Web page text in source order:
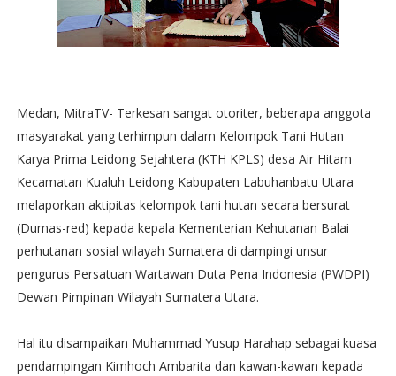
Medan, MitraTV- Terkesan sangat otoriter, beberapa anggota
masyarakat yang terhimpun dalam Kelompok Tani Hutan
Karya Prima Leidong Sejahtera (KTH KPLS) desa Air Hitam
Kecamatan Kualuh Leidong Kabupaten Labuhanbatu Utara
melaporkan aktipitas kelompok tani hutan secara bersurat
(Dumas-red) kepada kepala Kementerian Kehutanan Balai
perhutanan sosial wilayah Sumatera di dampingi unsur
pengurus Persatuan Wartawan Duta Pena Indonesia (PWDPI)
Dewan Pimpinan Wilayah Sumatera Utara.
Hal itu disampaikan Muhammad Yusup Harahap sebagai kuasa
pendampingan Kimhoch Ambarita dan kawan-kawan kepada